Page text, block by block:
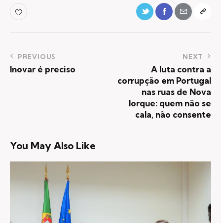
PREVIOUS
Inovar é preciso
NEXT
A luta contra a
corrupção em Portugal
nas ruas de Nova
Iorque: quem não se
cala, não consente
You May Also Like